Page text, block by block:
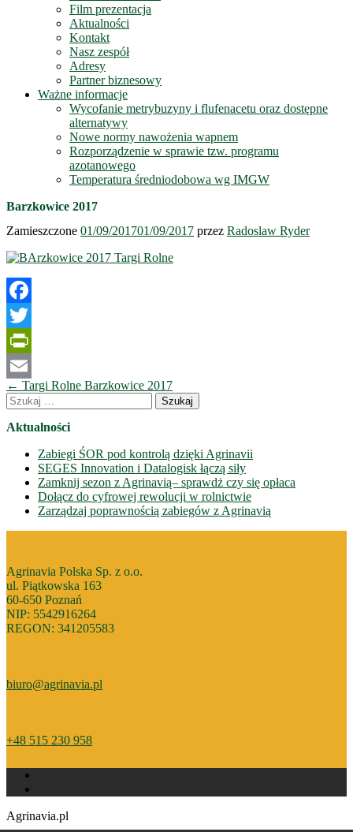
Film prezentacja
Aktualności
Kontakt
Nasz zespół
Adresy
Partner biznesowy
Ważne informacje
Wycofanie metrybuzyny i flufenacetu oraz dostępne
alternatywy
Nowe normy nawożenia wapnem
Rozporządzenie w sprawie tzw. programu
azotanowego
Temperatura średniodobowa wg IMGW
Barzkowice 2017
Zamieszczone 01/09/201701/09/2017 przez Radoslaw Ryder
Facebook
Twitter
PrintFriendly
Email
Nawigacja
wpisów
← Targi Rolne Barzkowice 2017
Szukaj:
Aktualności
Zabiegi ŚOR pod kontrolą dzięki Agrinavii
SEGES Innovation i Datalogisk łączą siły
Zamknij sezon z Agrinavią– sprawdż czy się opłaca
Dołącz do cyfrowej rewolucji w rolnictwie
Zarządzaj poprawnością zabiegów z Agrinavią
Agrinavia Polska Sp. z o.o.
ul. Piątkowska 163
60-650 Poznań
NIP: 5542916264
REGON: 341205583
biuro@agrinavia.pl
+48 515 230 958
Agrinavia.pl